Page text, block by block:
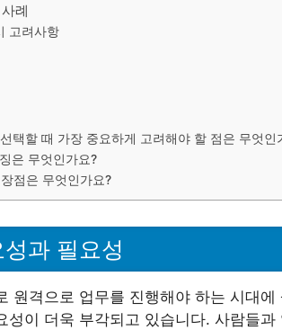
례
고려사항
택할 때 가장 중요하게 고려해야 할 점은 무엇인
은 무엇인가요?
점은 무엇인가요?
과 필요성
원격으로 업무를 진행해야 하는 시대
성이 더욱 부각되고 있습니다. 사람들